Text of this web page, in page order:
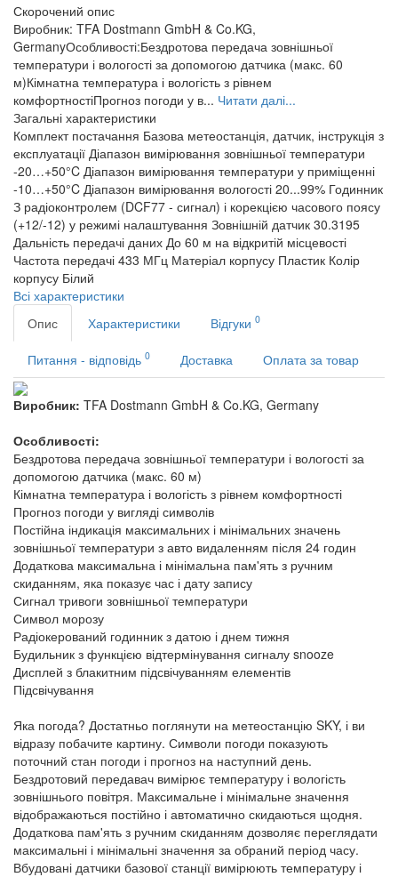
Скорочений опис
Виробник: TFA Dostmann GmbH & Co.KG,
GermanyОсобливості:Бездротова передача зовнішньої
температури і вологості за допомогою датчика (макс. 60
м)Кімнатна температура і вологість з рівнем
комфортностіПрогноз погоди у в... Читати далі...
Загальні характеристики
Комплект постачання Базова метеостанція, датчик, інструкція з
експлуатації Діапазон вимірювання зовнішньої температури
-20…+50°C Діапазон вимірювання температури у приміщенні
-10…+50°C Діапазон вимірювання вологості 20...99% Годинник
З радіоконтролем (DCF77 - сигнал) і корекцією часового поясу
(+12/-12) у режимі налаштування Зовнішній датчик 30.3195
Дальність передачі даних До 60 м на відкритій місцевості
Частота передачі 433 МГц Матеріал корпусу Пластик Колір
корпусу Білий
Всі характеристики
Опис
Характеристики Відгуки 0
Питання - відповідь 0 Доставка Оплата за товар
Виробник: TFA Dostmann GmbH & Co.KG, Germany
Особливості:
Бездротова передача зовнішньої температури і вологості за
допомогою датчика (макс. 60 м)
Кімнатна температура і вологість з рівнем комфортності
Прогноз погоди у вигляді символів
Постійна індикація максимальних і мінімальних значень
зовнішньої температури з авто видаленням після 24 годин
Додаткова максимальна і мінімальна пам'ять з ручним
скиданням, яка показує час і дату запису
Сигнал тривоги зовнішньої температури
Символ морозу
Радіокерований годинник з датою і днем тижня
Будильник з функцією відтермінування сигналу snooze
Дисплей з блакитним підсвічуванням елементів
Підсвічування
Яка погода? Достатньо поглянути на метеостанцію SKY, і ви
відразу побачите картину. Символи погоди показують
поточний стан погоди і прогноз на наступний день.
Бездротовий передавач вимірює температуру і вологість
зовнішнього повітря. Максимальне і мінімальне значення
відображаються постійно і автоматично скидаються щодня.
Додаткова пам'ять з ручним скиданням дозволяє переглядати
максимальні і мінімальні значення за обраний період часу.
Вбудовані датчики базової станції вимірюють температуру і